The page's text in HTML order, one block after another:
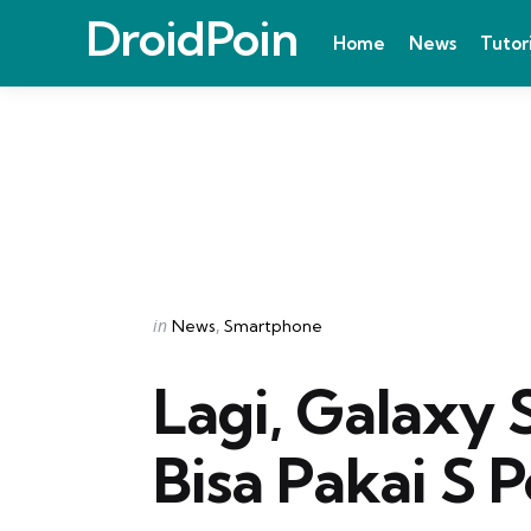
DroidPoin Home News
Categories
Posted
in News Smartphone
Lagi, Galaxy
Bisa Pakai S